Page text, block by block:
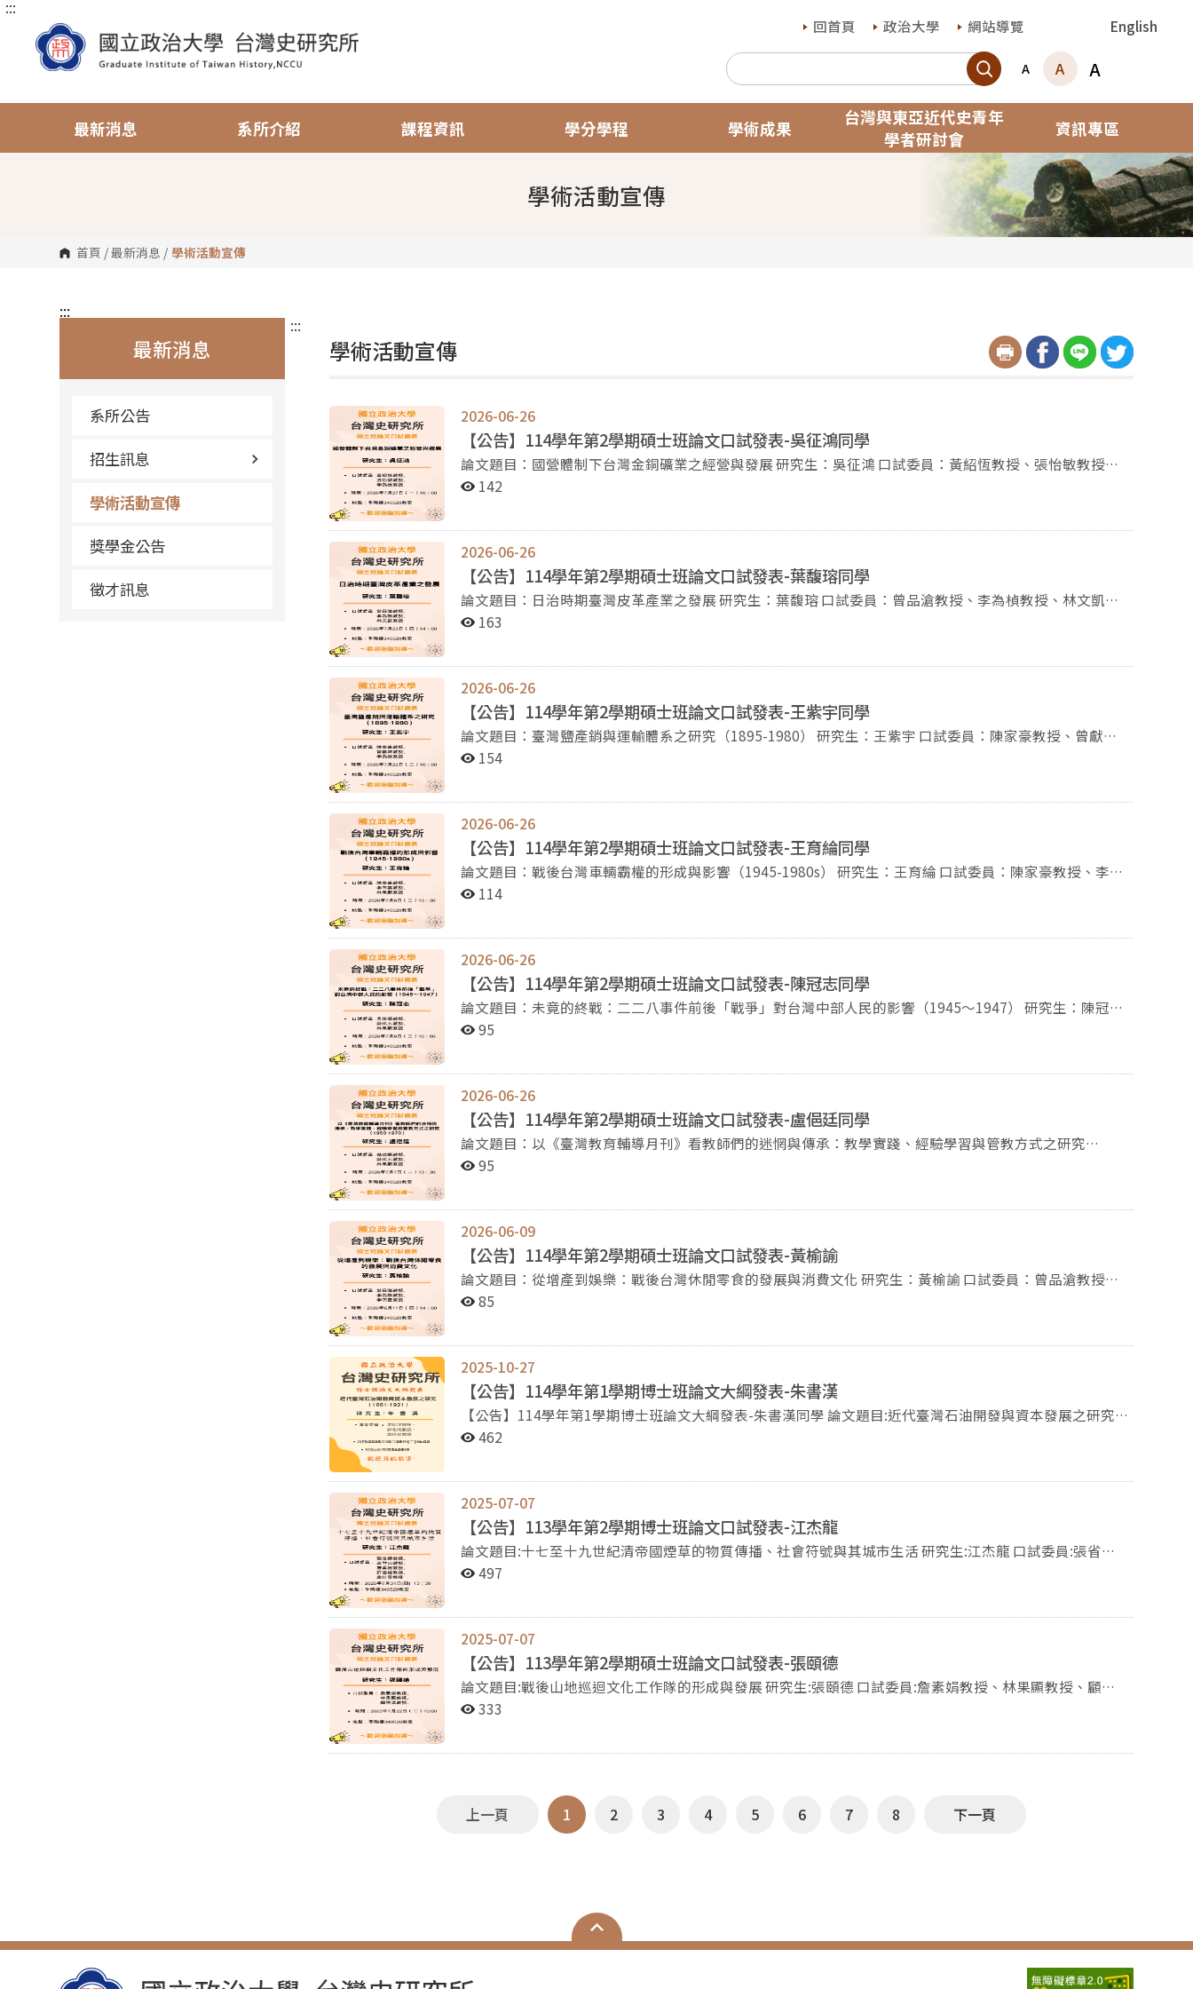
跳
塊
:::
回首頁 政治大學 網站導覽 English
搜尋A A A
最新消息 系所介紹 課程資訊 學分學程 學術成果
台灣與東亞近代史青年
學者研討會
資訊專區
學術活動宣傳
首頁 /最新消息 / 學術活動宣傳
:::
最新消息
系所公告
招生訊息
學術活動宣傳
獎學金公告
徵才訊息
:::
學術活動宣傳
2026-06-26
【公告】114學年第2學期碩士班論文口試發表-吳征鴻同學
論文題目：國營體制下台灣金銅礦業之經營與發展 研究生：吳征鴻 口試委員：黃紹恆教授、張怡敏教授、
142
2026-06-26
【公告】114學年第2學期碩士班論文口試發表-葉馥瑢同學
論文題目：日治時期臺灣皮革產業之發展 研究生：葉馥瑢 口試委員：曾品滄教授、李為楨教授、林文凱教
163
2026-06-26
【公告】114學年第2學期碩士班論文口試發表-王紫宇同學
論文題目：臺灣鹽產銷與運輸體系之研究（1895-1980） 研究生：王紫宇 口試委員：陳家豪教授、曾獻緯
154
2026-06-26
【公告】114學年第2學期碩士班論文口試發表-王育綸同學
論文題目：戰後台灣車輛霸權的形成與影響（1945-1980s） 研究生：王育綸 口試委員：陳家豪教授、李衣
114
2026-06-26
【公告】114學年第2學期碩士班論文口試發表-陳冠志同學
論文題目：未竟的終戰：二二八事件前後「戰爭」對台灣中部人民的影響（1945～1947） 研究生：陳冠志
口試委員：吳俊瑩教授、薛化元教授、林果顯教授 時間：2026年7月8日(三)，10點00分 地點：季陶樓
95
2026-06-26
【公告】114學年第2學期碩士班論文口試發表-盧俋廷同學
論文題目：以《臺灣教育輔導月刊》看教師們的迷惘與傳承：教學實踐、經驗學習與管教方式之研究
（1950-1970） 研究生：盧俋廷 口試委員：蘇瑞鏘教授、薛化元教授、林果顯教授 時間：2026年7月7日
95
2026-06-09
【公告】114學年第2學期碩士班論文口試發表-黃榆諭
論文題目：從增產到娛樂：戰後台灣休閒零食的發展與消費文化 研究生：黃榆諭 口試委員：曾品滄教授、
李為楨教授、李衣雲教授 時間：2026年6月11日(四)，14點00分 地點：季陶樓340520教室 -歡迎蒞臨指導-
85
2025-10-27
【公告】114學年第1學期博士班論文大綱發表-朱書漢
【公告】114學年第1學期博士班論文大綱發表-朱書漢同學 論文題目:近代臺灣石油開發與資本發展之研究
（1861-1921） 研究生:朱書漢 審查委員:洪紹洋教授、薛化元教授、翁佳音教授 時間:2025年10月28日
462
2025-07-07
【公告】113學年第2學期博士班論文口試發表-江杰龍
論文題目:十七至十九世紀清帝國煙草的物質傳播、社會符號與其城市生活 研究生:江杰龍 口試委員:張省卿
教授、蔣竹山教授、詹素娟教授、許雪姬教授、翁佳音教授 時間:2025年7月31日(四)，13點30分 地點:季陶
497
2025-07-07
【公告】113學年第2學期碩士班論文口試發表-張頤德
論文題目:戰後山地巡迴文化工作隊的形成與發展 研究生:張頤德 口試委員:詹素娟教授、林果顯教授、顧恒
333
上一頁 1 2 3 4 5 6 7 8 下一頁